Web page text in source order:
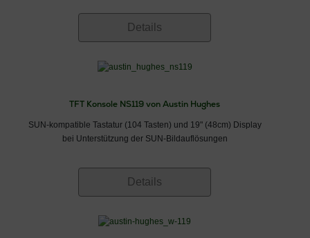
Details
TFT Konsole NS119 von Austin Hughes
SUN-kompatible Tastatur (104 Tasten) und 19" (48cm) Display
bei Unterstützung der SUN-Bildauflösungen
Details